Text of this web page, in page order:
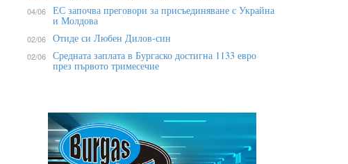
04/06 ЕС започва преговори за присъединяване с Украйна
и Молдова
02/06 Отиде си Любен Дилов-син
02/06 Средната заплата в Бургаско достигна 1133 евро
през първото тримесечие